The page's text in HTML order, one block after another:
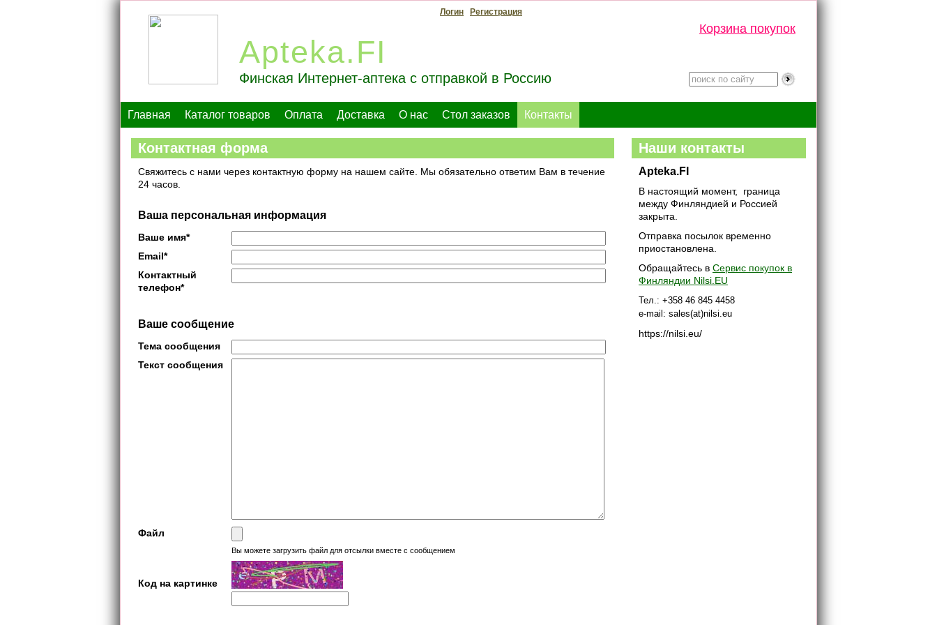
Apteka.FI
Финская Интернет-аптека с отправкой в Россию
Корзина покупок
Логин Регистрация
Главная Каталог товаров Оплата Доставка О нас Стол заказов Контакты
Контактная форма
Свяжитесь с нами через контактную форму на нашем сайте. Мы обязательно ответим Вам в течение
24 часов.
Ваша персональная информация
Ваше имя*
Email*
Контактный
телефон*
Ваше сообщение
Тема сообщения
Текст сообщения
Файл
Вы можете загрузить файл для отсылки вместе с сообщением
Код на картинке
Наши контакты
Apteka.FI
В настоящий момент, граница
между Финляндией и Россией
закрыта.
Отправка посылок временно
приостановлена.
Обращайтесь в Сервис покупок в
Финляндии Nilsi.EU
Тел.: +358 46 845 4458
e-mail: sales(at)nilsi.eu
https://nilsi.eu/